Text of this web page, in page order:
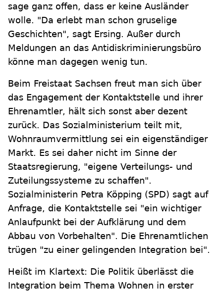
sage ganz offen, dass er keine Ausländer
wolle. "Da erlebt man schon gruselige
Geschichten", sagt Ersing. Außer durch
Meldungen an das Antidiskriminierungsbüro
könne man dagegen wenig tun.
Beim Freistaat Sachsen freut man sich über
das Engagement der Kontaktstelle und ihrer
Ehrenamtler, hält sich sonst aber dezent
zurück. Das Sozialministerium teilt mit,
Wohnraumvermittlung sei ein eigenständiger
Markt. Es sei daher nicht im Sinne der
Staatsregierung, "eigene Verteilungs- und
Zuteilungssysteme zu schaffen".
Sozialministerin Petra Köpping (SPD) sagt auf
Anfrage, die Kontaktstelle sei "ein wichtiger
Anlaufpunkt bei der Aufklärung und dem
Abbau von Vorbehalten". Die Ehrenamtlichen
trügen "zu einer gelingenden Integration bei".
Heißt im Klartext: Die Politik überlässt die
Integration beim Thema Wohnen in erster